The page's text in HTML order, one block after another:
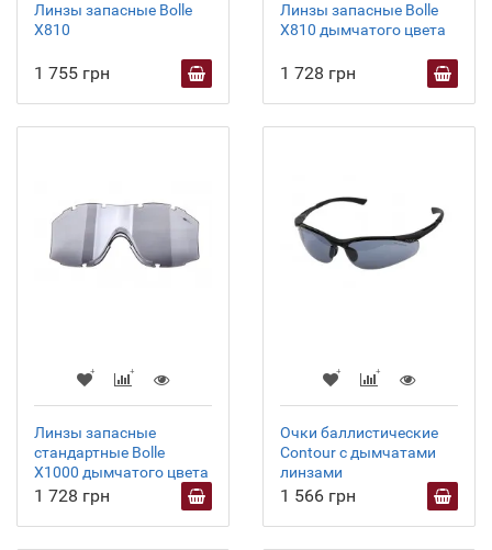
Линзы запасные Bolle
X810
1 755 грн
Линзы запасные Bolle
X810 дымчатого цвета
1 728 грн
Линзы запасные
стандартные Bolle
X1000 дымчатого цвета
1 728 грн
Очки баллистические
Contour с дымчатами
линзами
1 566 грн